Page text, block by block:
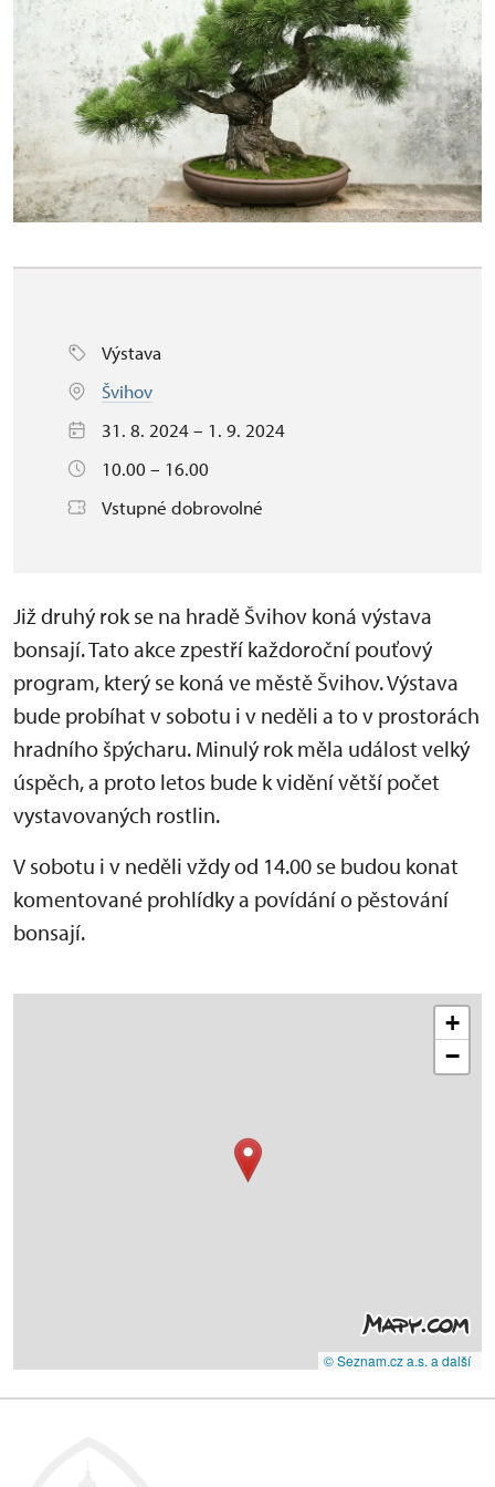
Výstava
Švihov
31. 8. 2024 – 1. 9. 2024
10.00 – 16.00
Vstupné dobrovolné
Již druhý rok se na hradě Švihov koná výstava
bonsají. Tato akce zpestří každoroční pouťový
program, který se koná ve městě Švihov. Výstava
bude probíhat v sobotu i v neděli a to v prostorách
hradního špýcharu. Minulý rok měla událost velký
úspěch, a proto letos bude k vidění větší počet
vystavovaných rostlin.
V sobotu i v neděli vždy od 14.00 se budou konat
komentované prohlídky a povídání o pěstování
bonsají.
+
−
© Seznam.cz a.s. a další